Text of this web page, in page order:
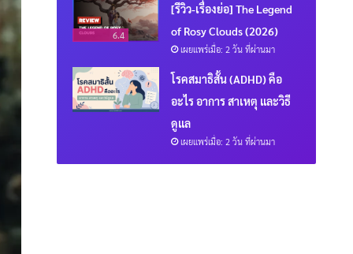
6.4
[รีวิว-เรื่องย่อ] The Legend
of Rosy Clouds (2026)
เผยแพร่เมื่อ: 2 วัน ที่ผ่านมา
โรคสมาธิสั้น (ADHD) คือ
อะไร อาการ สาเหตุ และวิธี
ดูแล
เผยแพร่เมื่อ: 2 วัน ที่ผ่านมา